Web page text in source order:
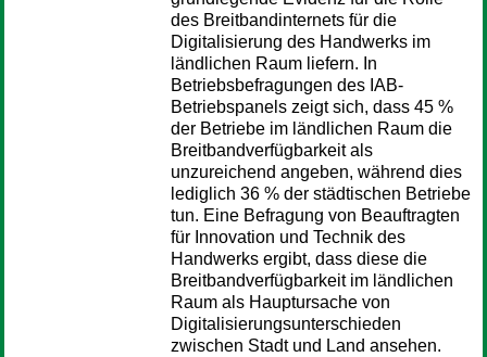
des Breitbandinternets für die
Digitalisierung des Handwerks im
ländlichen Raum liefern. In
Betriebsbefragungen des IAB-
Betriebspanels zeigt sich, dass 45 %
der Betriebe im ländlichen Raum die
Breitbandverfügbarkeit als
unzureichend angeben, während dies
lediglich 36 % der städtischen Betriebe
tun. Eine Befragung von Beauftragten
für Innovation und Technik des
Handwerks ergibt, dass diese die
Breitbandverfügbarkeit im ländlichen
Raum als Hauptursache von
Digitalisierungsunterschieden
zwischen Stadt und Land ansehen.